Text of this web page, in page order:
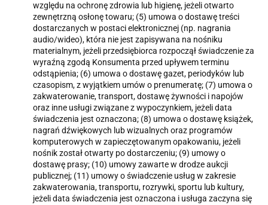
względu na ochronę zdrowia lub higienę, jeżeli otwarto
zewnętrzną osłonę towaru; (5) umowa o dostawę treści
dostarczanych w postaci elektronicznej (np. nagrania
audio/wideo), która nie jest zapisywana na nośniku
materialnym, jeżeli przedsiębiorca rozpoczął świadczenie za
wyraźną zgodą Konsumenta przed upływem terminu
odstąpienia; (6) umowa o dostawę gazet, periodyków lub
czasopism, z wyjątkiem umów o prenumeratę; (7) umowa o
zakwaterowanie, transport, dostawę żywności i napojów
oraz inne usługi związane z wypoczynkiem, jeżeli data
świadczenia jest oznaczona; (8) umowa o dostawę książek,
nagrań dźwiękowych lub wizualnych oraz programów
komputerowych w zapieczętowanym opakowaniu, jeżeli
nośnik został otwarty po dostarczeniu; (9) umowy o
dostawę prasy; (10) umowy zawarte w drodze aukcji
publicznej; (11) umowy o świadczenie usług w zakresie
zakwaterowania, transportu, rozrywki, sportu lub kultury,
jeżeli data świadczenia jest oznaczona i usługa zaczyna się